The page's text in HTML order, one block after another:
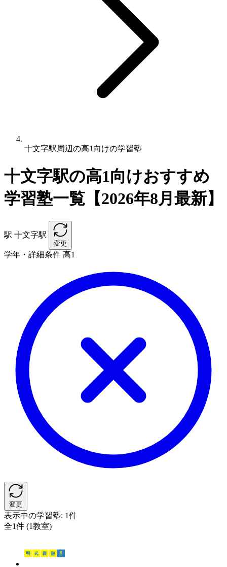
十文字駅周辺の高1向けの学習塾
十文字駅の高1向けおすすめ
学習塾一覧【2026年8月最新】
駅 十文字駅
変更
学年・詳細条件 高1
変更
表示中の学習塾: 1件
全1件 (1教室)